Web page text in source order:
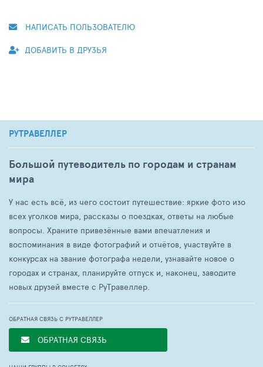
НАПИСАТЬ ПОЛЬЗОВАТЕЛЮ
ДОБАВИТЬ В ДРУЗЬЯ
РУТРАВЕЛЛЕР
Большой путеводитель по городам и странам
мира
У нас есть всё, из чего состоит путешествие: яркие фото изо
всех уголков мира, рассказы о поездках, ответы на любые
вопросы. Храните привезённые вами впечатления и
воспоминания в виде фотографий и отчётов, участвуйте в
конкурсах на звание фотографа недели, узнавайте новое о
городах и странах, планируйте отпуск и, наконец, заводите
новых друзей вместе с РуТравеллер.
ОБРАТНАЯ СВЯЗЬ С РУТРАВЕЛЛЕР
ОБРАТНАЯ СВЯЗЬ